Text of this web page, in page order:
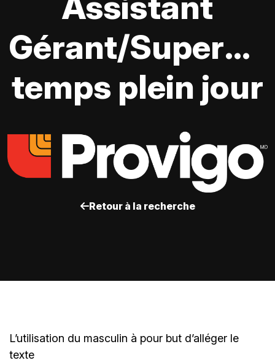
Gérant/
temps plein jour
Retour à la recherche
L’utilisation du masculin à pour but d’alléger le
texte